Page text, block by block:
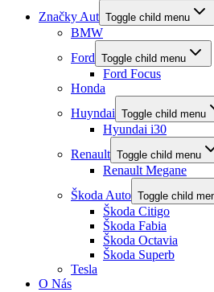
Značky Aut Toggle child menu
BMW
Ford Toggle child menu
Ford Focus
Honda
Huyndai Toggle child menu
Hyundai i30
Renault Toggle child menu
Renault Megane
Škoda Auto Toggle child
Škoda Citigo
Škoda Fabia
Škoda Octavia
Škoda Superb
Tesla
O Nás